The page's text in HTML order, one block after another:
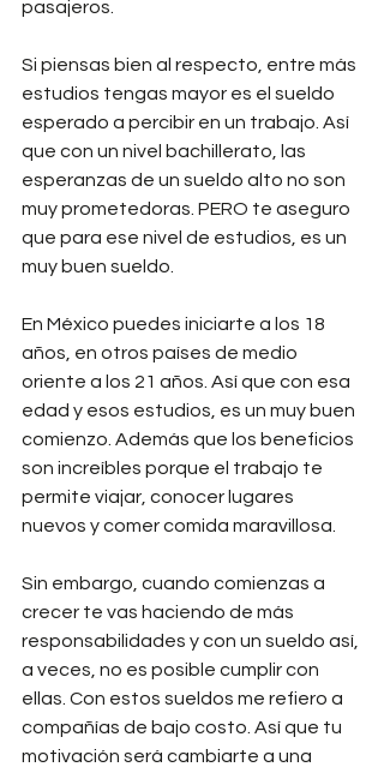
pasajeros.
Si piensas bien al respecto, entre más
estudios tengas mayor es el sueldo
esperado a percibir en un trabajo. Así
que con un nivel bachillerato, las
esperanzas de un sueldo alto no son
muy prometedoras. PERO te aseguro
que para ese nivel de estudios, es un
muy buen sueldo.
En México puedes iniciarte a los 18
años, en otros países de medio
oriente a los 21 años. Así que con esa
edad y esos estudios, es un muy buen
comienzo. Además que los beneficios
son increíbles porque el trabajo te
permite viajar, conocer lugares
nuevos y comer comida maravillosa.
Sin embargo, cuando comienzas a
crecer te vas haciendo de más
responsabilidades y con un sueldo así,
a veces, no es posible cumplir con
ellas. Con estos sueldos me refiero a
compañías de bajo costo. Así que tu
motivación será cambiarte a una